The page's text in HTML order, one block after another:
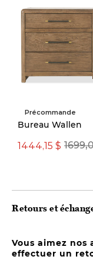
Précommande
Bureau Wallen
1444,15 $
Retours et
Vous aimez nos
effectuer un